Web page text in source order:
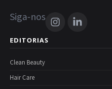
Siga-nos
EDITORIAS
Clean Beauty
Hair Care